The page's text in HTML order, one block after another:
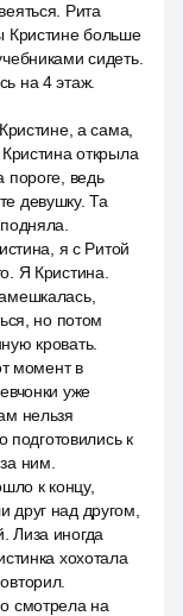
Рита
Кристине больше
сидеть.
на 4 этаж.
а сама,
открыла
пороге, ведь
девушку. Та
я с Ритой
Я Кристина.
но потом
кровать.
момент в
уже
нельзя
подготовились к
ним.
к концу,
друг над другом,
Лиза иногда
хохотала
смотрела на